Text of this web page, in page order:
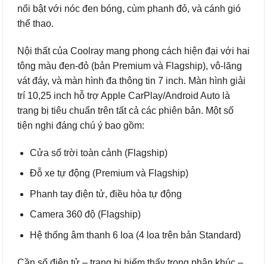
nổi bật với nóc đen bóng, cùm phanh đỏ, và cánh gió
thể thao.
Nội thất của Coolray mang phong cách hiện đại với hai
tông màu đen-đỏ (bản Premium và Flagship), vô-lăng
vát đáy, và màn hình đa thông tin 7 inch. Màn hình giải
trí 10,25 inch hỗ trợ Apple CarPlay/Android Auto là
trang bị tiêu chuẩn trên tất cả các phiên bản. Một số
tiện nghi đáng chú ý bao gồm:
Cửa sổ trời toàn cảnh (Flagship)
Đỗ xe tự động (Premium và Flagship)
Phanh tay điện tử, điều hòa tự động
Camera 360 độ (Flagship)
Hệ thống âm thanh 6 loa (4 loa trên bản Standard)